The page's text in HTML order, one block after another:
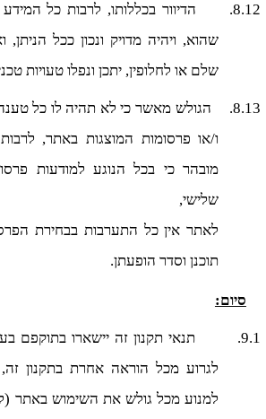
8.12.
הדיוור בכללותו, לרבות כל
שהוא, ויהיה מדויק ונכון ככל הניתן,
שלם או לחלופין, יתכן ונפלו טעויות
8.13.
הגולש מאשר כי לא תהיה לו כל
ו/או פרסומות המוצגות באתר,
מובהר כי בכל הנוגע למודעות
שלישי,
לאתר אין כל התערבות בבחירת
תוכנן וסדר הופעתן.
סיום:
9.1.
תנאי תקנון זה יישארו בתוקפם
לגרוע מכל הוראה אחרת בתקנון
למנוע מכל גולש את השימוש באתר